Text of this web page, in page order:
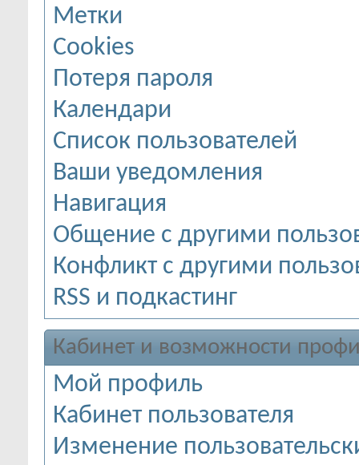
Метки
Cookies
Потеря пароля
Календари
Список пользователей
Ваши уведомления
Навигация
Общение с другими
Конфликт с другими
RSS и подкастинг
Кабинет и возможности
Мой профиль
Кабинет пользователя
Изменение